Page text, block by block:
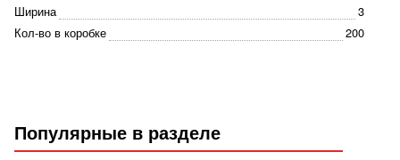
Ширина
3
Кол-во в коробке
200
Популярные в разделе